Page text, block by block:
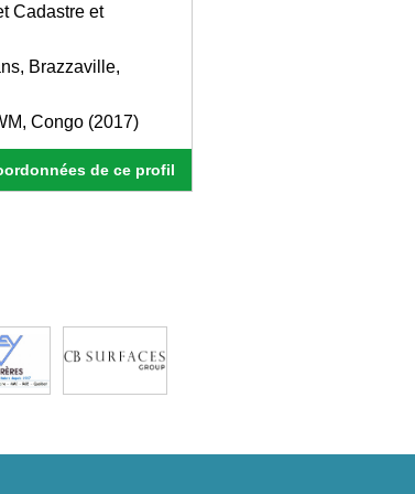
Cadastre et
Brazzaville,
Congo (2017)
de ce profil